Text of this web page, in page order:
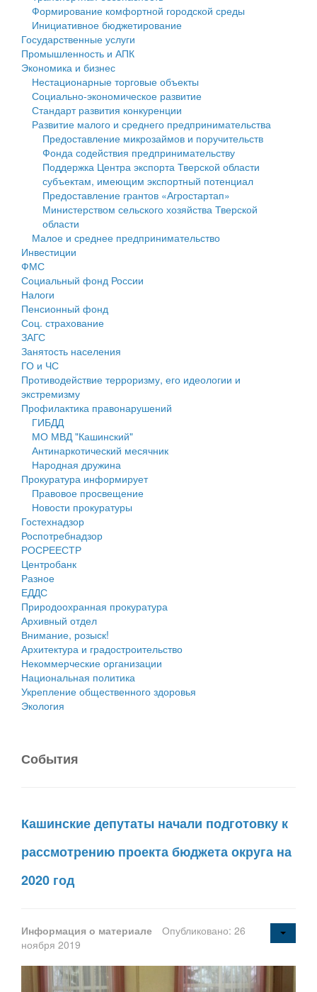
Государственные услуги
Промышленность и АПК
Экономика и бизнес
Символика
Устав
Гостям округа
Туризм
Культура
Образование
Здравоохранение
Социальная защита
Фотоальбом
муниципального округа Тверской области
Администрация Кашинского муниципального округа
Тверской области
Управление сельскими территориями
Открытые данные
Работа с обращениями граждан
Муниципальный контроль
Муниципальные услуги
Проекты административных регламентов
Антимонопольный комплаенс
Противодействие коррупции
Финансовое управление
Бюджет для граждан
Имущество
Выявление правообладателей ранее учтенных
объектов недвижимости
Имущественная поддержка субъектов малого и
среднего предпринимательства
Информационная поддержка субъектов малого и
среднего предпринимательства
Муниципальные программы
Контрольно-счетная палата
Персональные данные
Оценка регулирующего воздействия
Деятельность МУ
Нормативы градостроительного проектирования
Правила землепользования и застройки
Генеральные планы
Проекты планировки территории
Собрание депутатов
Городское поселение
Сельские поселения
Формирование комфортной городской среды
Инициативное бюджетирование
Государственные услуги
Промышленность и АПК
Экономика и бизнес
Нестационарные торговые объекты
Социально-экономическое развитие
Стандарт развития конкуренции
Развитие малого и среднего предпринимательства
Предоставление микрозаймов и поручительств
Фонда содействия предпринимательству
Поддержка Центра экспорта Тверской области
субъектам, имеющим экспортный потенциал
Предоставление грантов «Агростартап»
Министерством сельского хозяйства Тверской
области
Малое и среднее предпринимательство
Инвестиции
ФМС
Социальный фонд России
Налоги
Пенсионный фонд
Соц. страхование
ЗАГС
Занятость населения
ГО и ЧС
Противодействие терроризму, его идеологии и
экстремизму
Профилактика правонарушений
ГИБДД
МО МВД "Кашинский"
Антинаркотический месячник
Народная дружина
Прокуратура информирует
Правовое просвещение
Новости прокуратуры
Гостехнадзор
Роспотребнадзор
РОСРЕЕСТР
Центробанк
Разное
ЕДДС
Природоохранная прокуратура
Архивный отдел
Внимание, розыск!
Архитектура и градостроительство
Некоммерческие организации
Национальная политика
Укрепление общественного здоровья
Экология
События
Кашинские депутаты начали подготовку к
рассмотрению проекта бюджета округа на
2020 год
Информация о материале
Опубликовано: 26
ноября 2019